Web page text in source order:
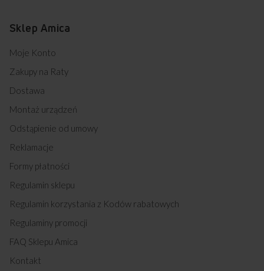
Sklep Amica
Moje Konto
Zakupy na Raty
Dostawa
Montaż urządzeń
Odstąpienie od umowy
Reklamacje
Formy płatności
Regulamin sklepu
Regulamin korzystania z Kodów rabatowych
Regulaminy promocji
FAQ Sklepu Amica
Kontakt